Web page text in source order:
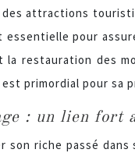
des attractions
pour
restauration des
primordial pour sa
: un lien fort
son riche passé